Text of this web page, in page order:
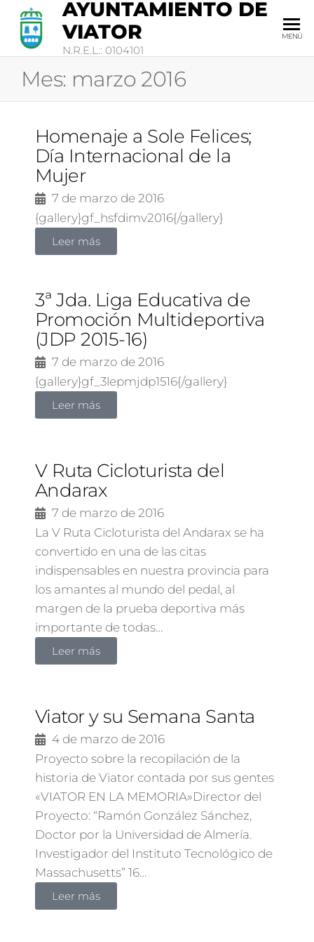
AYUNTAMIENTO DE
VIATOR
N.R.E.L.: 0104101
MENÚ
Mes: marzo 2016
Homenaje a Sole Felices;
Día Internacional de la
Mujer
7 de marzo de 2016
{gallery}gf_hsfdimv2016{/gallery}
Leer más
3ª Jda. Liga Educativa de
Promoción Multideportiva
(JDP 2015-16)
7 de marzo de 2016
{gallery}gf_3lepmjdp1516{/gallery}
Leer más
V Ruta Cicloturista del
Andarax
7 de marzo de 2016
La V Ruta Cicloturista del Andarax se ha
convertido en una de las citas
indispensables en nuestra provincia para
los amantes al mundo del pedal, al
margen de la prueba deportiva más
importante de todas…
Leer más
Viator y su Semana Santa
4 de marzo de 2016
Proyecto sobre la recopilación de la
historia de Viator contada por sus gentes
«VIATOR EN LA MEMORIA»Director del
Proyecto: “Ramón González Sánchez,
Doctor por la Universidad de Almería.
Investigador del Instituto Tecnológico de
Massachusetts” 16…
Leer más